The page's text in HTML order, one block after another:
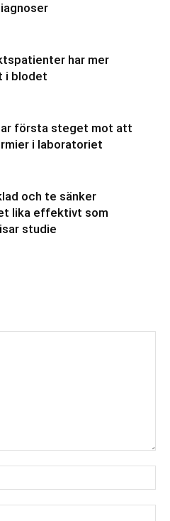
har mer
i blodet
första steget mot att
i laboratoriet
och te sänker
lika effektivt som
studie